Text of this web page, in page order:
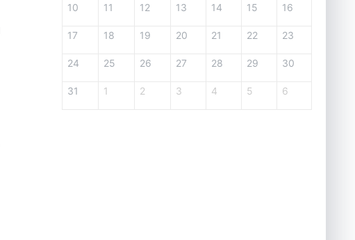
10 11 12 13 14 15 16
17 18 19 20 21 22 23
24 25 26 27 28 29 30
31 1 2 3 4 5 6